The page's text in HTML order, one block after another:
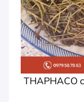
THAPHACO